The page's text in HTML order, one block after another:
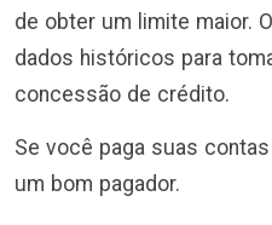
de obter um limite maior.
dados históricos para
concessão de crédito.
Se você paga suas
um bom pagador.